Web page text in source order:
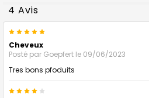
4 Avis
5
Cheveux
Posté par Goepfert le 09/06/2023
Tres bons pfoduits